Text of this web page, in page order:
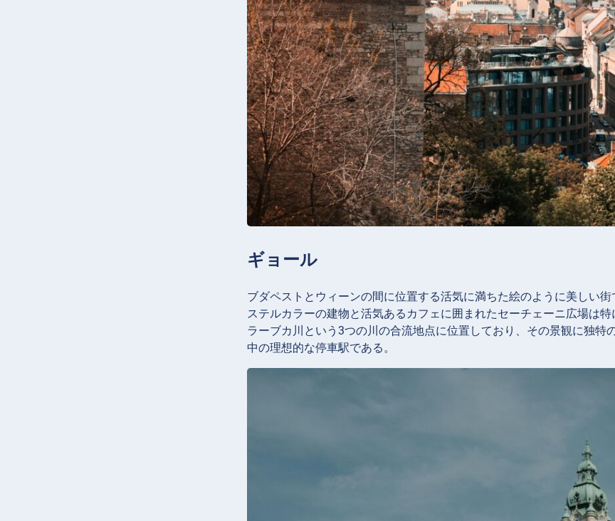
ギョール
ブダペストとウィーンの間に位置する活気に満ちた絵のように美しい
ステルカラーの建物と活気あるカフェに囲まれたセーチェーニ広場は
ラーブカ川という3つの川の合流地点に位置しており、その景観に独
中の理想的な停車駅である。